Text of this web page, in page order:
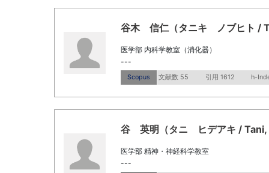
谷木 信仁（タニキ ノブヒト /
医学部 内科学教室（消化器）
---
Scopus 文献数 55 引用 1612 h-
谷 英明（タニ ヒデアキ / Tani,
医学部 精神・神経科学教室
---